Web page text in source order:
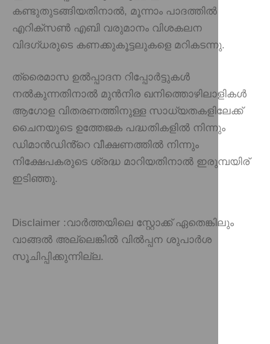
കണ്ടുതുടങ്ങിയതിനാൽ, മൂന്നാം പാദത്തിൽ
എറിക്‌സൺ എബി വരുമാനം വിശകലന
വിദഗ്ധരുടെ കണക്കുകൂട്ടലുകളെ മറികടന്നു.
ത്രൈമാസ ഉൽപ്പാദന റിപ്പോർട്ടുകൾ
നൽകുന്നതിനാൽ മുൻനിര ഖനിത്തൊഴിലാളികൾ
ആഗോള വിതരണത്തിനുള്ള സാധ്യതകളിലേക്ക്
ചൈനയുടെ ഉത്തേജക പദ്ധതികളിൽ നിന്നും
ഡിമാൻഡിൻ്റെ വീക്ഷണത്തിൽ നിന്നും
നിക്ഷേപകരുടെ ശ്രദ്ധ മാറിയതിനാൽ ഇരുമ്പയിര്
ഇടിഞ്ഞു.
Disclaimer :വാർത്തയിലെ സ്റ്റോക്ക് ഏതെങ്കിലും
വാങ്ങൽ അല്ലെങ്കിൽ വിൽപ്പന ശുപാർശ
സൂചിപ്പിക്കുന്നില്ല.